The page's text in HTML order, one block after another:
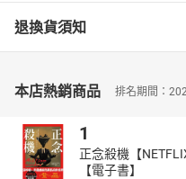
退換貨須知
本店熱銷商品 排名期間：
1
正念殺機【
【電子書】